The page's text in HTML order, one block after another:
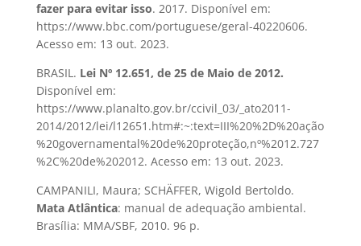
fazer para evitar isso. 2017. Disponível em:
https://www.bbc.com/portuguese/geral-40220606.
Acesso em: 13 out. 2023.
BRASIL. Lei Nº 12.651, de 25 de Maio de 2012.
Disponível em:
https://www.planalto.gov.br/ccivil_03/_ato2011-
2014/2012/lei/l12651.htm#:~:text=III%20%2D%20ação
%20governamental%20de%20proteção,nº%2012.727
%2C%20de%202012. Acesso em: 13 out. 2023.
CAMPANILI, Maura; SCHÄFFER, Wigold Bertoldo.
Mata Atlântica: manual de adequação ambiental.
Brasília: MMA/SBF, 2010. 96 p.